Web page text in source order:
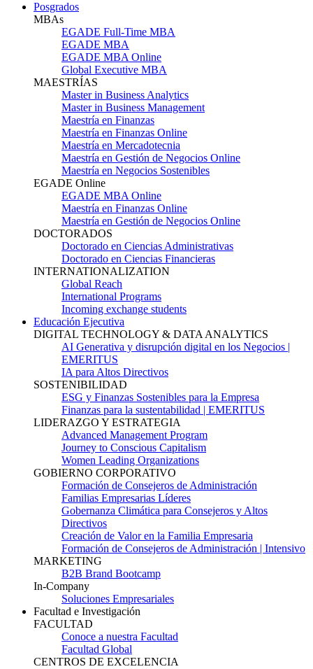
Posgrados
MBAs
EGADE Full-Time MBA
EGADE MBA
EGADE MBA Online
Global Executive MBA
MAESTRÍAS
Master in Business Analytics
Master in Business Management
Maestría en Finanzas
Maestría en Finanzas Online
Maestría en Mercadotecnia
Maestría en Gestión de Negocios Online
Maestría en Negocios Sostenibles
EGADE Online
EGADE MBA Online
Maestría en Finanzas Online
Maestría en Gestión de Negocios Online
DOCTORADOS
Doctorado en Ciencias Administrativas
Doctorado en Ciencias Financieras
INTERNATIONALIZATION
Global Reach
International Programs
Incoming exchange students
Educación Ejecutiva
DIGITAL TECHNOLOGY & DATA ANALYTICS
AI Generativa y disrupción digital en los Negocios |
EMERITUS
IA para Altos Directivos
SOSTENIBILIDAD
ESG y Finanzas Sostenibles para la Empresa
Finanzas para la sustentabilidad | EMERITUS
LIDERAZGO Y ESTRATEGIA
Advanced Management Program
Journey to Conscious Capitalism
Women Leading Organizations
GOBIERNO CORPORATIVO
Formación de Consejeros de Administración
Familias Empresarias Líderes
Gobernanza Climática para Consejeros y Altos
Directivos
Creación de Valor en la Familia Empresaria
Formación de Consejeros de Administración | Intensivo
MARKETING
B2B Brand Bootcamp
In-Company
Soluciones Empresariales
Facultad e Investigación
FACULTAD
Conoce a nuestra Facultad
Facultad Global
CENTROS DE EXCELENCIA